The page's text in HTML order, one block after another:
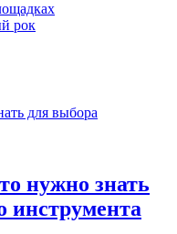
рок
нужно знать
инструмента